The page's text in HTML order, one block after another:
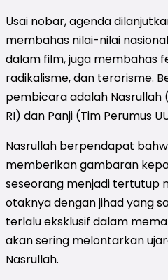
Usai nobar, agenda
membahas nilai-nilai
dalam film, juga membahas
radikalisme, dan terorisme.
pembicara adalah Nasrullah
RI) dan Panji (Tim Perumus
Nasrullah berpendapat
memberikan gambaran
seseorang menjadi tertutup
otaknya dengan jihad yang
terlalu eksklusif dalam
akan sering melontarkan
Nasrullah.